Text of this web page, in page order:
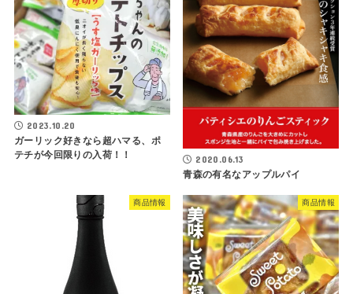
2023.10.20
ガーリック好きなら超ハマる、ポ
テチが今回限りの入荷！！
2020.06.13
青森の有名なアップルパイ
商品情報 商品情報